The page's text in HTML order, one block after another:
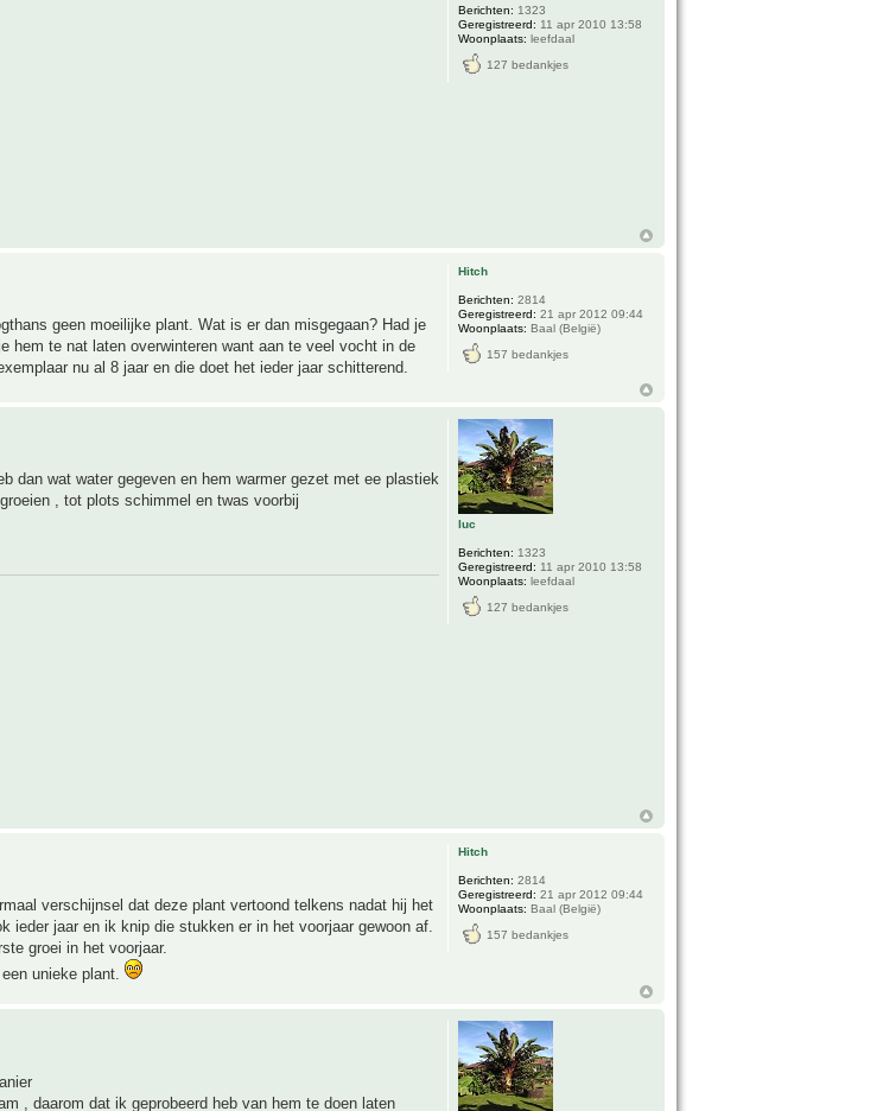
Berichten: 1323
Geregistreerd: 11 apr 2010 13:58
Woonplaats: leefdaal
127 bedankjes
geen moeilijke plant. Wat is er dan misgegaan? Had je
hem te nat laten overwinteren want aan te veel vocht in de
nu al 8 jaar en die doet het ieder jaar schitterend.
Hitch
Berichten: 2814
Geregistreerd: 21 apr 2012 09:44
Woonplaats: Baal (België)
157 bedankjes
dan wat water gegeven en hem warmer gezet met ee plastiek
, tot plots schimmel en twas voorbij
luc
Berichten: 1323
Geregistreerd: 11 apr 2010 13:58
Woonplaats: leefdaal
127 bedankjes
verschijnsel dat deze plant vertoond telkens nadat hij het
ieder jaar en ik knip die stukken er in het voorjaar gewoon af.
groei in het voorjaar.
unieke plant.
Hitch
Berichten: 2814
Geregistreerd: 21 apr 2012 09:44
Woonplaats: Baal (België)
157 bedankjes
, daarom dat ik geprobeerd heb van hem te doen laten